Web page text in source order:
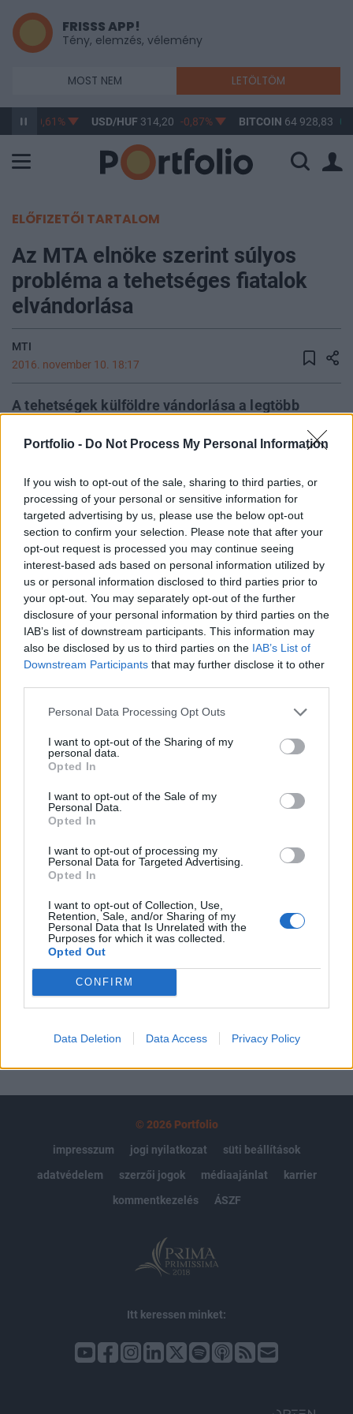
Portfolio - Do Not Process My Personal Information
If you wish to opt-out of the sale, sharing to third parties, or
processing of your personal or sensitive information for
targeted advertising by us, please use the below opt-out
section to confirm your selection. Please note that after your
opt-out request is processed you may continue seeing
interest-based ads based on personal information utilized by
us or personal information disclosed to third parties prior to
your opt-out. You may separately opt-out of the further
disclosure of your personal information by third parties on the
IAB’s list of downstream participants. This information may
also be disclosed by us to third parties on the IAB’s List of
Downstream Participants that may further disclose it to other
Personal Data Processing Opt Outs
I want to opt-out of the Sharing of my
personal data.
Opted In
I want to opt-out of the Sale of my
Personal Data.
Opted In
I want to opt-out of processing my
Personal Data for Targeted Advertising.
Opted In
I want to opt-out of Collection, Use,
Retention, Sale, and/or Sharing of my
Personal Data that Is Unrelated with the
Purposes for which it was collected.
Opted Out
CONFIRM
Data Deletion Data Access Privacy Policy
FRISSS APP!
Tény, elemzés, vélemény
MOST NEM LETÖLTÖM
-0,61% USD/HUF314,20 -0,87% BITCOIN64 928,83
ELŐFIZETŐI TARTALOM
Az MTA elnöke szerint súlyos
probléma a tehetséges fiatalok
elvándorlása
MTI
2016. november 10. 18:17
A tehetségek külföldre vándorlása a legtöbb
szó, hiszen a jelenség nemcsak a tudományos
az informatikusokat is - jelentette ki a Magyar
Tudományos Akadémia (MTA) elnöke csütörtökön
Egerben, az Eszterházy Károly Egyetemen zajló 4.
országos tudományos diákköri fórumon.
Lovász László előadásában egyebek mellett arról beszélt,
hogy az Egyesült Államok közepes vagy jelentősebb
egyetemein a doktoranduszok több mint fele külföldről
érkezik, nagy részük pedig ott is marad. Kitért azonban arra
is, hogyha az összes külföldön tartózkodó neves magyar
KEDVES OLVASÓNK!
A keresett cikk a portfolio.hu hírarchívumához
tartozik, melynek olvasása előfizetéses
regisztrációhoz kötött.
Az előfizetés a következőket tartalmazza:
Portfolio.hu teljes cikkarchívum
Kötéslisták: BÉT elmúlt 2 év napon belüli
kötéslistái
Előfizetés
MÁR ELŐFIZETŐNK VAGY?
© 2026 Portfolio
impresszum
jogi nyilatkozat
süti beállítások
adatvédelem
szerzői jogok médiaajánlat
karrier
kommentkezelés
ÁSZF
Itt keressen minket: